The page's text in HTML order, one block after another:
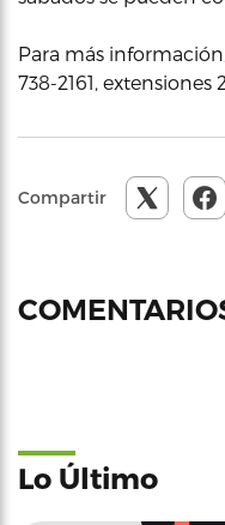
Para más
738-2161, extensiones
Compartir
Lo Último